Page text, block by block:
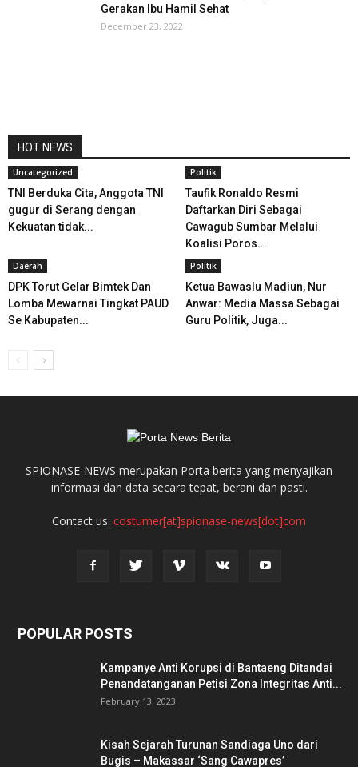
Gerakan Ibu Hamil Sehat
December 23, 2022
HOT NEWS
Uncategorized
TNI Berduka Cita, Anggota TNI
gugur di Serang dengan
Kekuatan tidak...
Politik
Taufik Ronaldo Resmi
Daftarkan Diri Sebagai
Cawagub Sumbar Melalui
Koalisi Poros...
Daerah
DPK Torut Gelar Bimtek Dan
Lomba Mewarnai Tingkat PAUD
Se Kabupaten...
Politik
Ketua Bawaslu Madiun, Nur
Anwar: Media Massa Sebagai
Guru Politik, Juga...
SPIONASE-NEWS merupakan Porta berita yang menyajikan
informasi dan data secara tepat, berani dan pasti.
Contact us: costumer[at]spionase-news[dot]com
POPULAR POSTS
Kampanye Anti Korupsi di Bantaeng Ditandai
Penandatanganan Petisi Zona Integritas Anti...
February 13, 2023
Kisah Sejarah Turunan Sandiaga Uno dari
Bugis – Makassar ‘Sang Cawapres’